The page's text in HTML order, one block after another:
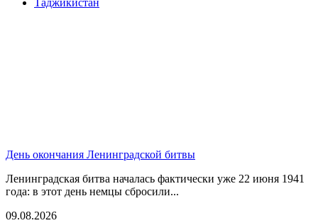
День окончания Ленинградской битвы
Ленинградская битва началась фактически уже 22 июня 1941
года: в этот день немцы сбросили...
09.08.2026